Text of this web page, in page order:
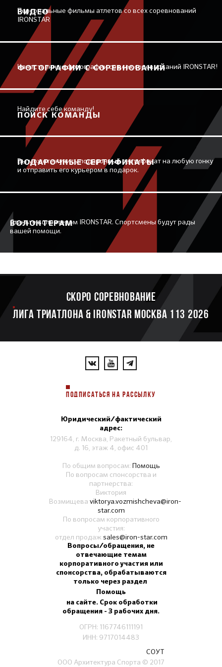
ВИДЕО
Персональные фильмы атлетов со всех соревнований
IRONSTAR
ФОТОГРАФИИ С СОРЕВНОВАНИЙ
Качественные фотографии со всех соревнований IRONSTAR!
ПОИСК КОМАНДЫ
Найдите себе команду!
ПОДАРОЧНЫЕ СЕРТИФИКАТЫ
Вы можете купить подарочный сертификат на любую гонку
и отправить его курьером в подарок.
ВОЛОНТЕРАМ
Станьте волонтером IRONSTAR. Спортсмены будут рады
вашей помощи.
Скоро соревнование
ЛИГА ТРИАТЛОНА & IRONSTAR МОСКВА 113 2026
ПОДПИСАТЬСЯ НА РАССЫЛКУ
Юридический/фактический
адрес:
129164, г. Москва, Ракетный бульвар,
д. 16, этаж 4, офис 401
По общим вопросам: Помощь
По вопросам спонсорства и
партнерства:
Виктория
Возмищева viktorya.vozmishcheva@iron-
star.com
По вопросам корпоративного
участия:
отдел продаж sales@iron-star.com
Вопросы/обращения, не
отвечающие темам
корпоративного участия или
спонсорства, обрабатываются
только через раздел
Помощь
на сайте. Срок обработки
обращения - 3 рабочих дня.
ОГРН: 1167746111191
ИНН: 9717014483
СОУТ
ООО Архитектура Спорта © 2017